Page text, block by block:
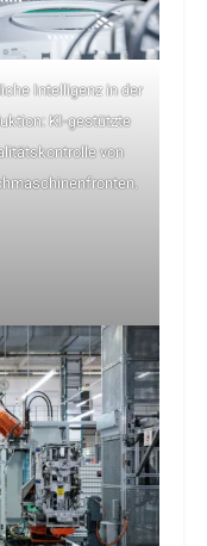
Intelligenz in der
KI-gestützte
von